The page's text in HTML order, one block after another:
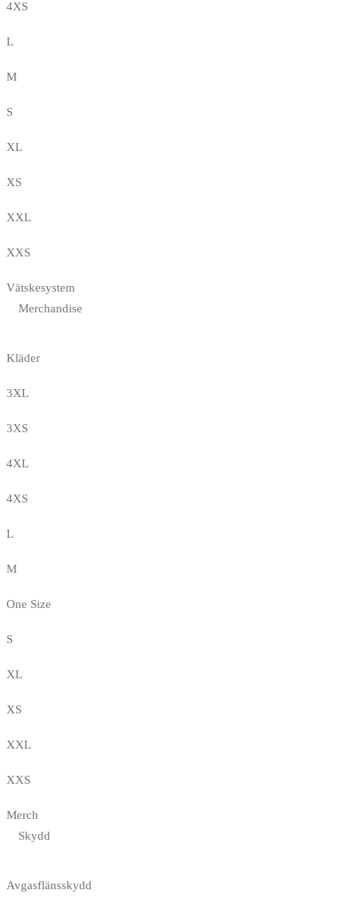
4XS
L
M
S
XL
XS
XXL
XXS
Vätskesystem
Merchandise
Kläder
3XL
3XS
4XL
4XS
L
M
One Size
S
XL
XS
XXL
XXS
Merch
Skydd
Avgasflänsskydd